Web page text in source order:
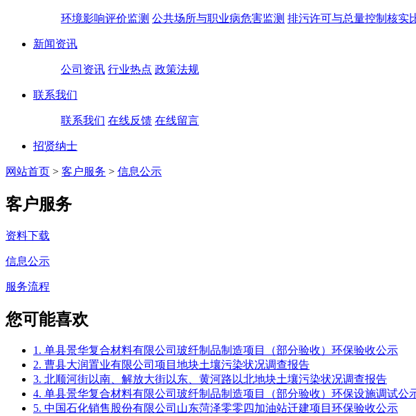
环境影响评价监测 公共场所与职业病危害监测 排污许可与总量控制核实
新闻资讯
公司资讯 行业热点 政策法规
联系我们
联系我们 在线反馈 在线留言
招贤纳士
网站首页 > 客户服务 > 信息公示
客户服务
资料下载
信息公示
服务流程
您可能喜欢
1. 单县景华复合材料有限公司玻纤制品制造项目（部分验收）环保验收公示
2. 曹县大润置业有限公司项目地块土壤污染状况调查报告
3. 北顺河街以南、解放大街以东、黄河路以北地块土壤污染状况调查报告
4. 单县景华复合材料有限公司玻纤制品制造项目（部分验收）环保设施调试公
5. 中国石化销售股份有限公司山东菏泽零零四加油站迁建项目环保验收公示